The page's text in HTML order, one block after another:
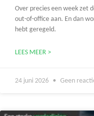
Over precies een week zet
out-of-office aan. En dan
hebt geregeld.
LEES MEER >
24 juni 2026 Geen